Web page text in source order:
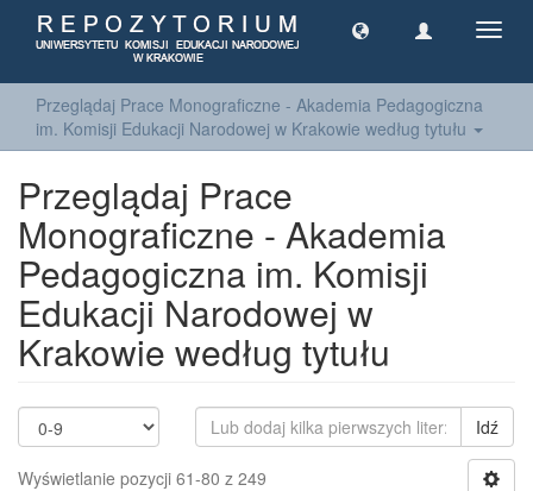
Przeglądaj Prace Monograficzne - Akademia Pedagogiczna
im. Komisji Edukacji Narodowej w Krakowie według tytułu
Przeglądaj Prace
Monograficzne - Akademia
Pedagogiczna im. Komisji
Edukacji Narodowej w
Krakowie według tytułu
Idź
Wyświetlanie pozycji 61-80 z 249